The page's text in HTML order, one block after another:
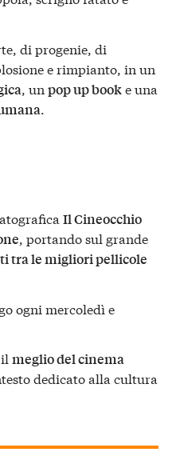
di progenie, di
e rimpianto, in un
, un pop up booke una
Il Cineocchio
, portando sul grande
tra le migliori pellicole
ogni mercoledì e
meglio del cinema
dedicato alla cultura